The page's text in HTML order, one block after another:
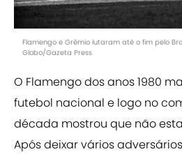
Flamengo e Grêmio lutaram até o fim pelo
Globo/Gazeta Press
O Flamengo dos anos 1980
futebol nacional e logo no
década mostrou que não
Após deixar vários